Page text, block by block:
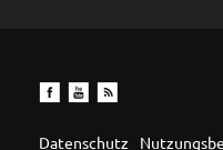
Datenschutz